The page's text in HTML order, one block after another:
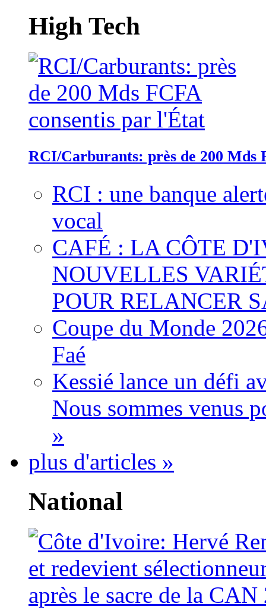
High Tech
RCI/Carburants: près de 200 Mds
RCI : une banque
vocal
CAFÉ : LA CÔTE
NOUVELLES
POUR RELANCER
Coupe du Monde
Faé
Kessié lance un défi
Nous sommes venus
»
plus d'articles »
National